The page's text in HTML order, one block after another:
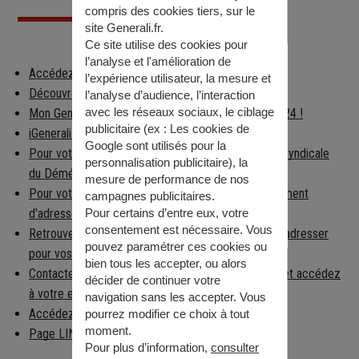
Accédez à votre espace client
Découvrez les applications Generali
Mon Generali : en relation avec votre assureur 24h/24 !
iGenerali : votre épargne dans votre poche !
Pour votre déménagement, consultez la Chambre Syndicale
du Déménagement
Pour votre déménagement, déclarez votre changement
d'adresse
Retrouvez facilement la préfecture à laquelle vous adresser
pour vos démarches
Contactez la caisse nationale d'Assurance Maladie et accédez
à votre espace per…
Accédez aux informations règlementaires
Page LINKEDIN
compris des cookies tiers, sur le
site Generali.fr.
Ce site utilise des cookies pour
l’analyse et l'amélioration de
l’expérience utilisateur, la mesure et
l’analyse d’audience, l’interaction
avec les réseaux sociaux, le ciblage
publicitaire (ex : Les cookies de
Google sont utilisés pour la
personnalisation publicitaire), la
mesure de performance de nos
campagnes publicitaires.
Pour certains d’entre eux, votre
consentement est nécessaire. Vous
pouvez paramétrer ces cookies ou
bien tous les accepter, ou alors
décider de continuer votre
navigation sans les accepter. Vous
pourrez modifier ce choix à tout
moment.
Pour plus d’information, consulter